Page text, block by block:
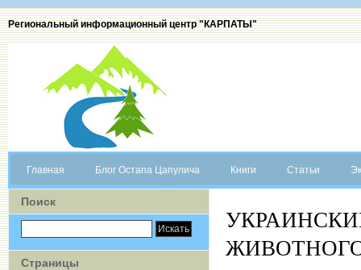
Региональный информационный центр "КАРПАТЫ"
Главная Блог Остапа Цапулича Книги Статьи
Поиск
Страницы